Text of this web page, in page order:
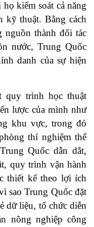
kiểm soát cả năng
kỹ thuật. Bằng cách
nguồn thành đối tác
nước, Trung Quốc
danh của sự hiện
quy trình học thuật
lược của mình như
khu vực, trong đó
thí nghiệm thể
Quốc dẫn dắt,
quy trình vận hành
thiết kế theo lợi ích
sao Trung Quốc đặt
dữ liệu, tổ chức diễn
nông nghiệp công